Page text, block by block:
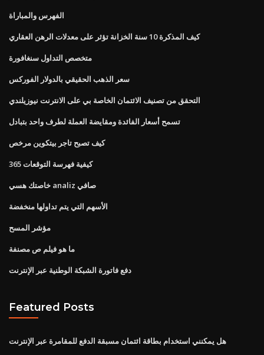
الفهرس والمباراة
كيف المذكرة 10 سنة الخزانة تؤثر على معدلات الرهن العقاري
متخصص التداول سنغافورة
سعر الذهب الحقيقي بالدولار الفوركس
التحقق من تصنيف الائتمان الخاصة بي على الانترنت نيوزيلندي
تسمح أسعار الفائدة ومقايضة العملة لطرف واحد بتبادل
كيف تصبح تاجر بيتكوين مرخص
كيفية فهرسة التوقعات 365
خاصتك هسي analiz صافي
الأسهم التي يتم تداولها منخفضة
مؤشر المسح
ما هو فيلم ص مصنفة
دفع فاتورة الشبكة الوطنية عبر الإنترنت
Featured Posts
هل يمكنني استخدام بطاقة ائتمان مسبقة الدفع للمقامرة عبر الإنترنت